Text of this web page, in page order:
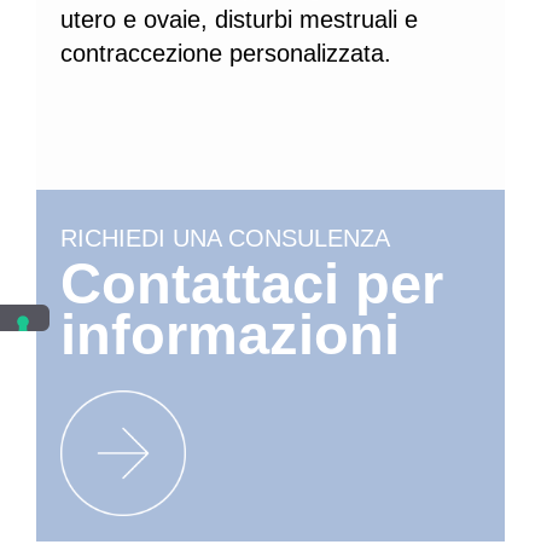
utero e ovaie, disturbi mestruali e
contraccezione personalizzata.
RICHIEDI UNA CONSULENZA
Contattaci per
informazioni